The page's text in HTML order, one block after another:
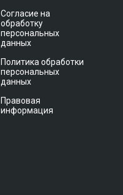
Согласие на
обработку
персональных
данных
Политика обработки
персональных
данных
Правовая
информация